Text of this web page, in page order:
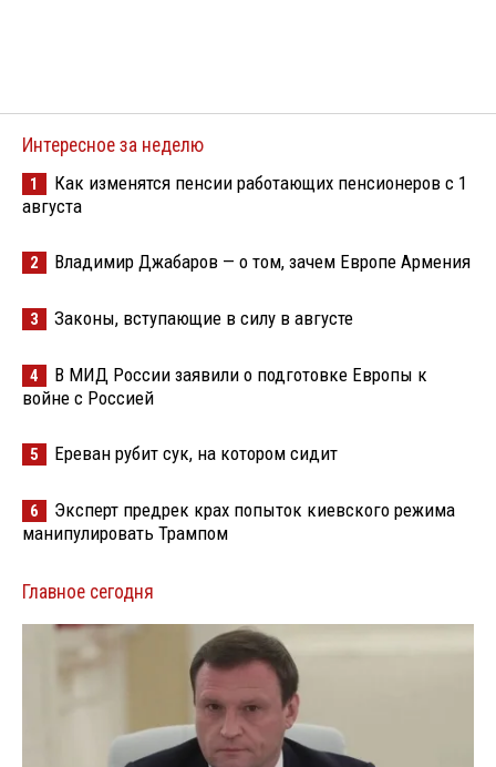
Интересное за неделю
1
Как изменятся пенсии работающих пенсионеров с 1
августа
2 Владимир Джабаров — о том, зачем Европе Армения
3 Законы, вступающие в силу в августе
4
В МИД России заявили о подготовке Европы к
войне с Россией
5 Ереван рубит сук, на котором сидит
6
Эксперт предрек крах попыток киевского режима
манипулировать Трампом
Главное сегодня